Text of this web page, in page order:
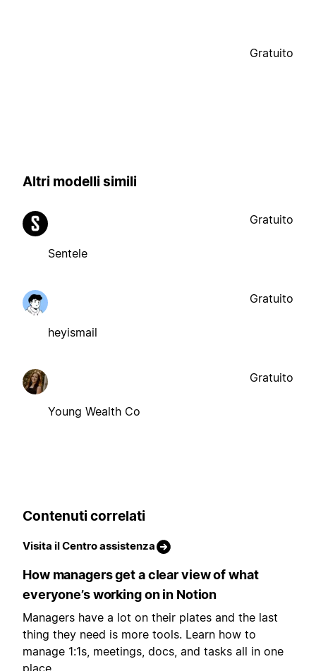
Gratuito
Altri modelli simili
Sentele
Gratuito
heyismail
Gratuito
Young Wealth Co
Gratuito
Contenuti correlati
Visita il Centro assistenza
How managers get a clear view of what
everyone’s working on in Notion
Managers have a lot on their plates and the last
thing they need is more tools. Learn how to
manage 1:1s, meetings, docs, and tasks all in one